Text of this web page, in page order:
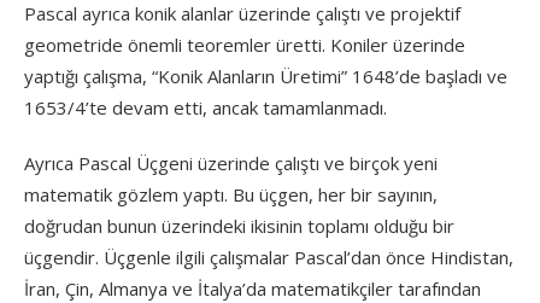
Pascal ayrıca konik alanlar üzerinde çalıştı ve projektif
geometride önemli teoremler üretti. Koniler üzerinde
yaptığı çalışma, “Konik Alanların Üretimi” 1648’de başladı ve
1653/4’te devam etti, ancak tamamlanmadı.
Ayrıca Pascal Üçgeni üzerinde çalıştı ve birçok yeni
matematik gözlem yaptı. Bu üçgen, her bir sayının,
doğrudan bunun üzerindeki ikisinin toplamı olduğu bir
üçgendir. Üçgenle ilgili çalışmalar Pascal’dan önce Hindistan,
İran, Çin, Almanya ve İtalya’da matematikçiler tarafından